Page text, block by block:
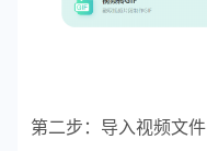
第二步：导入视频文件